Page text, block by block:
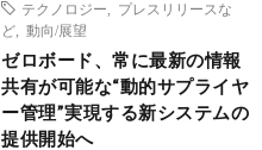
テクノロジー
プレスリリースな
ど
動向/展望
ゼロボード、常に最新の情報
共有が可能な“動的サプライヤ
ー管理”実現する新システムの
提供開始へ